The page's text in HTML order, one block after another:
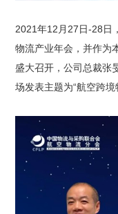
2021年12月27日-28日
物流产业年会，并作为
盛大召开，公司总裁张
场发表主题为“航空跨